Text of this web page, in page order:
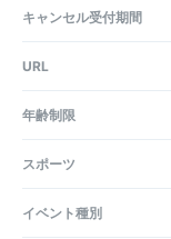
キャンセル受付期間
URL
年齢制限
スポーツ
イベント種別